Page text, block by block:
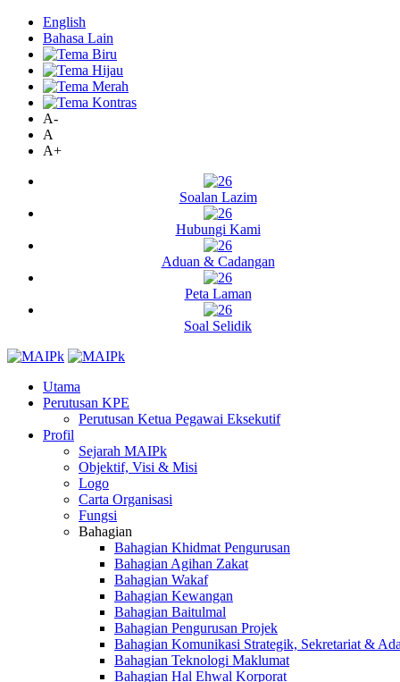
English
Bahasa Lain
A-
A
A+
Soalan Lazim
Hubungi Kami
Aduan & Cadangan
Peta Laman
Soal Selidik
Utama
Perutusan KPE
Perutusan Ketua Pegawai Eksekutif
Profil
Sejarah MAIPk
Objektif, Visi & Misi
Logo
Carta Organisasi
Fungsi
Bahagian
Bahagian Khidmat Pengurusan
Bahagian Agihan Zakat
Bahagian Wakaf
Bahagian Kewangan
Bahagian Baitulmal
Bahagian Pengurusan Projek
Bahagian Komunikasi Strategik, Sekretariat &
Bahagian Teknologi Maklumat
Bahagian Hal Ehwal Korporat